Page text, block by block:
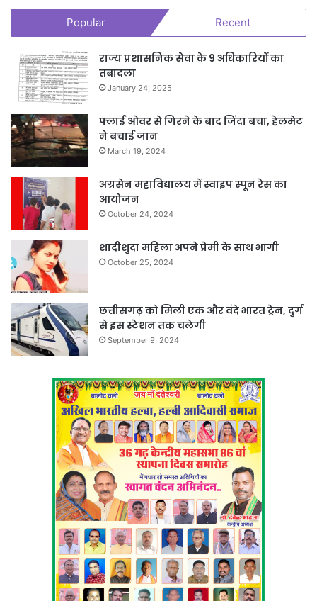
Popular Recent
राज्य प्रशासनिक सेवा के 9 अधिकारियों का
तबादला
January 24, 2025
फ्लाई ओवर से गिरने के बाद जिंदा बचा, हेलमेट
ने बचाई जान
March 19, 2024
अग्रसेन महाविद्यालय में स्वाइप स्पून रेस का
आयोजन
October 24, 2024
शादीशुदा महिला अपने प्रेमी के साथ भागी
October 25, 2024
छत्तीसगढ़ को मिली एक और वंदे भारत ट्रेन, दुर्ग
से इस स्टेशन तक चलेगी
September 9, 2024